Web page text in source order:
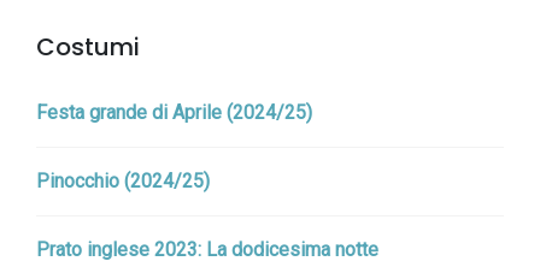
Costumi
Festa grande di Aprile (2024/25)
Pinocchio (2024/25)
Prato inglese 2023: La dodicesima notte